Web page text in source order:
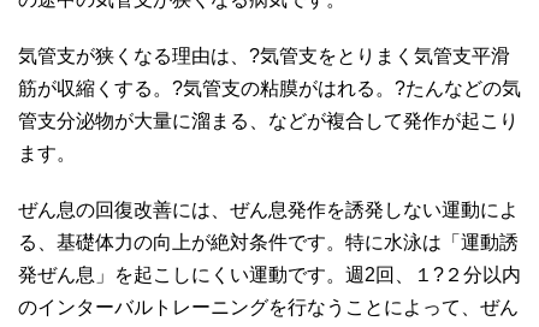
気管支が狭くなる理由は、?気管支をとりまく気管支平滑
筋が収縮くする。?気管支の粘膜がはれる。?たんなどの気
管支分泌物が大量に溜まる、などが複合して発作が起こり
ます。
ぜん息の回復改善には、ぜん息発作を誘発しない運動によ
る、基礎体力の向上が絶対条件です。特に水泳は「運動誘
発ぜん息」を起こしにくい運動です。週2回、１?２分以内
のインターバルトレーニングを行なうことによって、ぜん